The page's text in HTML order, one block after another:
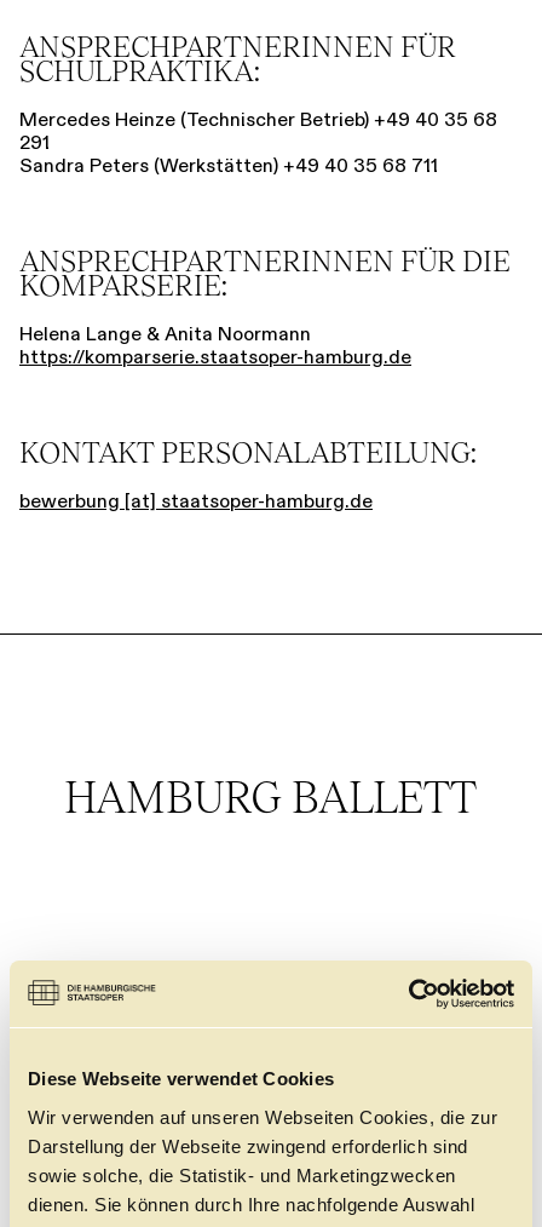
Diese Webseite verwendet Cookies
Wir verwenden auf unseren Webseiten Cookies, die zur
Darstellung der Webseite zwingend erforderlich sind
sowie solche, die Statistik- und Marketingzwecken
dienen. Sie können durch Ihre nachfolgende Auswahl
ANSPRECHPARTNERINNEN FÜR
SCHULPRAKTIKA:
Mercedes Heinze (Technischer Betrieb) +49 40 35 68
291
Sandra Peters (Werkstätten) +49 40 35 68 711
ANSPRECHPARTNERINNEN FÜR DIE
KOMPARSERIE:
Helena Lange & Anita Noormann
https://komparserie.staatsoper-hamburg.de
KONTAKT PERSONALABTEILUNG:
bewerbung [​at​] staatsoper-hamburg.de
HAMBURG BALLETT
STELLENAUSSCHREIBUNGEN
Tänzer:innen
+
FSJ
+